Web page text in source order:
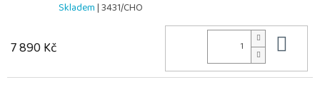
Skladem| 3431/CHO
7 890 Kč